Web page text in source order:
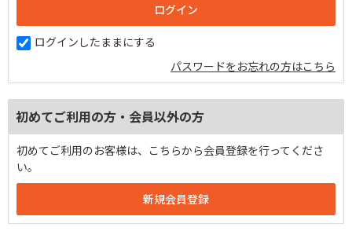
ログインしたままにする
パスワードをお忘れの方はこちら
初めてご利用の方・会員以外の方
初めてご利用のお客様は、こちらから会員登録を行ってくださ
い。